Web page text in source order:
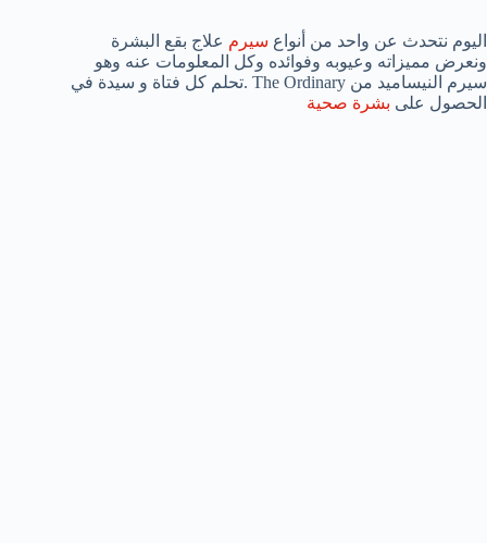
اليوم نتحدث عن واحد من أنواع سيرم علاج بقع البشرة
ونعرض مميزاته وعيوبه وفوائده وكل المعلومات عنه وهو
سيرم النيساميد من The Ordinary .تحلم كل فتاة و سيدة في
الحصول على بشرة صحية